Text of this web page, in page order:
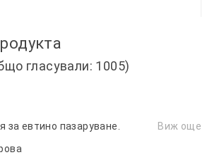
гласували: 1005)
за евтино пазаруване.
Виж още